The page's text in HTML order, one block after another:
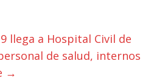
llega a Hospital Civil de
de salud, internos
→